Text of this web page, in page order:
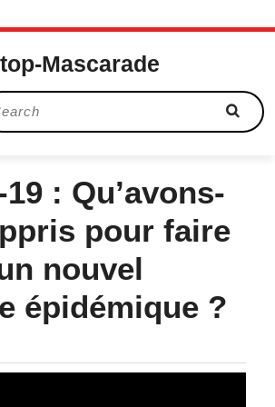
Mascarade
: Qu’avons-
pour faire
nouvel
épidémique ?